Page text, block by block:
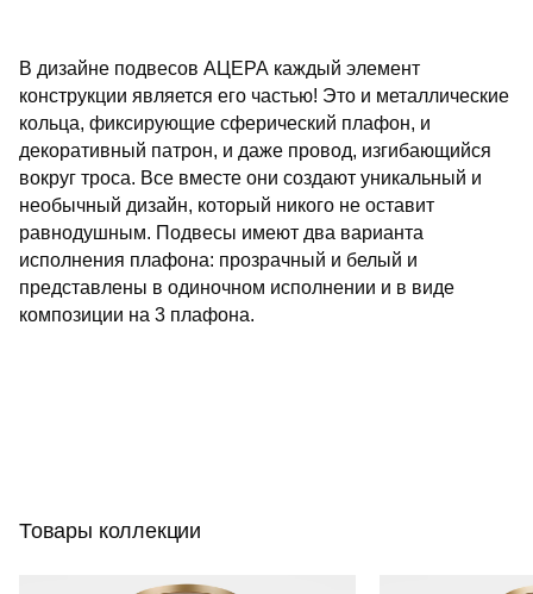
В дизайне подвесов АЦЕРА каждый элемент
конструкции является его частью! Это и металлические
кольца, фиксирующие сферический плафон, и
декоративный патрон, и даже провод, изгибающийся
вокруг троса. Все вместе они создают уникальный и
необычный дизайн, который никого не оставит
равнодушным. Подвесы имеют два варианта
исполнения плафона: прозрачный и белый и
представлены в одиночном исполнении и в виде
композиции на 3 плафона.
Товары коллекции